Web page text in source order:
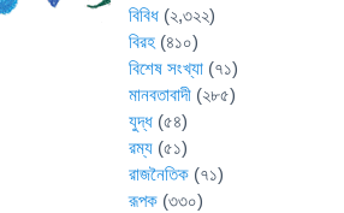
বিবিধ (২,৩২২)
বিরহ (৪১০)
বিশেষ সংখ্যা (৭১)
মানবতাবাদী (২৮৫)
যুদ্ধ (৫৪)
রম্য (৫১)
রাজনৈতিক (৭১)
রূপক (৩৩০)